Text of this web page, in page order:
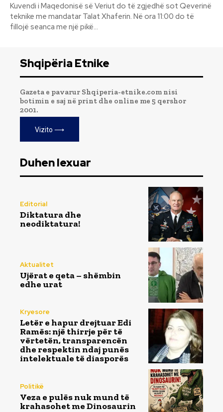
Kuvendi i Maqedonisë së Veriut do të zgjedhë sot Qeverinë
teknike me mandatar Talat Xhaferin. Në ora 11:00 do të
fillojë seanca me një pikë...
Shqipëria Etnike
Gazeta e pavarur Shqiperia-etnike.com nisi
botimin e saj në print dhe online me 5 qershor
2001.
Vizito ⟶
Duhen lexuar
Editorial
Diktatura dhe
neodiktatura!
Aktualitet
Ujërat e qeta – shëmbin
edhe urat
Kryesore
Letër e hapur drejtuar Edi
Ramës: një thirrje për të
vërtetën, transparencën
dhe respektin ndaj punës
intelektuale të diasporës
Politikë
Veza e pulës nuk mund të
krahasohet me Dinosaurin